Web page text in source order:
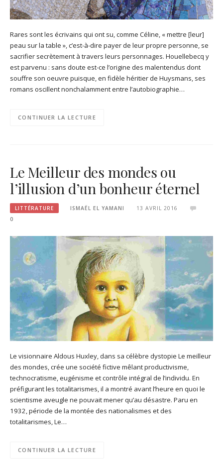
Rares sont les écrivains qui ont su, comme Céline, « mettre [leur]
peau sur la table », c’est-à-dire payer de leur propre personne, se
sacrifier secrètement à travers leurs personnages. Houellebecq y
est parvenu : sans doute est-ce l’origine des malentendus dont
souffre son oeuvre puisque, en fidèle héritier de Huysmans, ses
romans oscillent nonchalamment entre l’autobiographie…
CONTINUER LA LECTURE
Le Meilleur des mondes ou
l’illusion d’un bonheur éternel
LITTÉRATURE ISMAËL EL YAMANI
13 AVRIL 2016
0
Le visionnaire Aldous Huxley, dans sa célèbre dystopie Le meilleur
des mondes, crée une société fictive mêlant productivisme,
technocratisme, eugénisme et contrôle intégral de l’individu. En
préfigurant les totalitarismes, il a montré avant l’heure en quoi le
scientisme aveugle ne pouvait mener qu’au désastre. Paru en
1932, période de la montée des nationalismes et des
totalitarismes, Le…
CONTINUER LA LECTURE